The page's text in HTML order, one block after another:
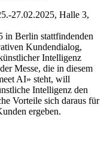
27.02.2025, Halle 3,
in Berlin stattfindenden
Kundendialog,
Intelligenz
Messe, die in diesem
AI» steht, will
Intelligenz den
Vorteile sich daraus für
ergeben.